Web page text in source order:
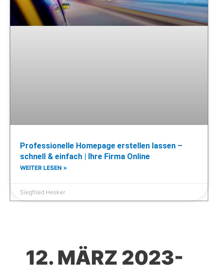
Professionelle Homepage erstellen lassen –
schnell & einfach | Ihre Firma Online
WEITER LESEN »
Siegfried Hesker
12. MÄRZ 2023-